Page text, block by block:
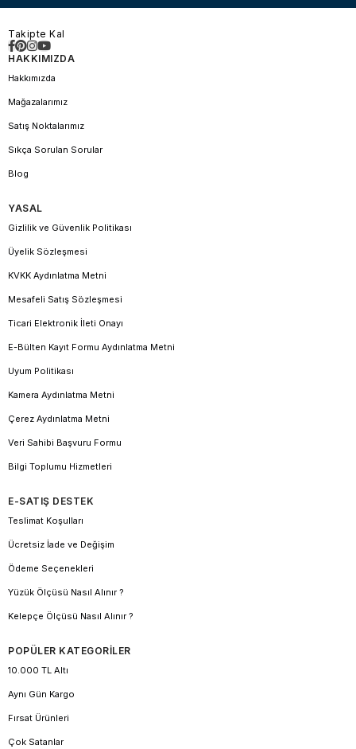
Takipte Kal
HAKKIMIZDA
Hakkımızda
Mağazalarımız
Satış Noktalarımız
Sıkça Sorulan Sorular
Blog
YASAL
Gizlilik ve Güvenlik Politikası
Üyelik Sözleşmesi
KVKK Aydınlatma Metni
Mesafeli Satış Sözleşmesi
Ticari Elektronik İleti Onayı
E-Bülten Kayıt Formu Aydınlatma Metni
Uyum Politikası
Kamera Aydınlatma Metni
Çerez Aydınlatma Metni
Veri Sahibi Başvuru Formu
Bilgi Toplumu Hizmetleri
E-SATIŞ DESTEK
Teslimat Koşulları
Ücretsiz İade ve Değişim
Ödeme Seçenekleri
Yüzük Ölçüsü Nasıl Alınır ?
Kelepçe Ölçüsü Nasıl Alınır ?
POPÜLER KATEGORİLER
10.000 TL Altı
Aynı Gün Kargo
Fırsat Ürünleri
Çok Satanlar